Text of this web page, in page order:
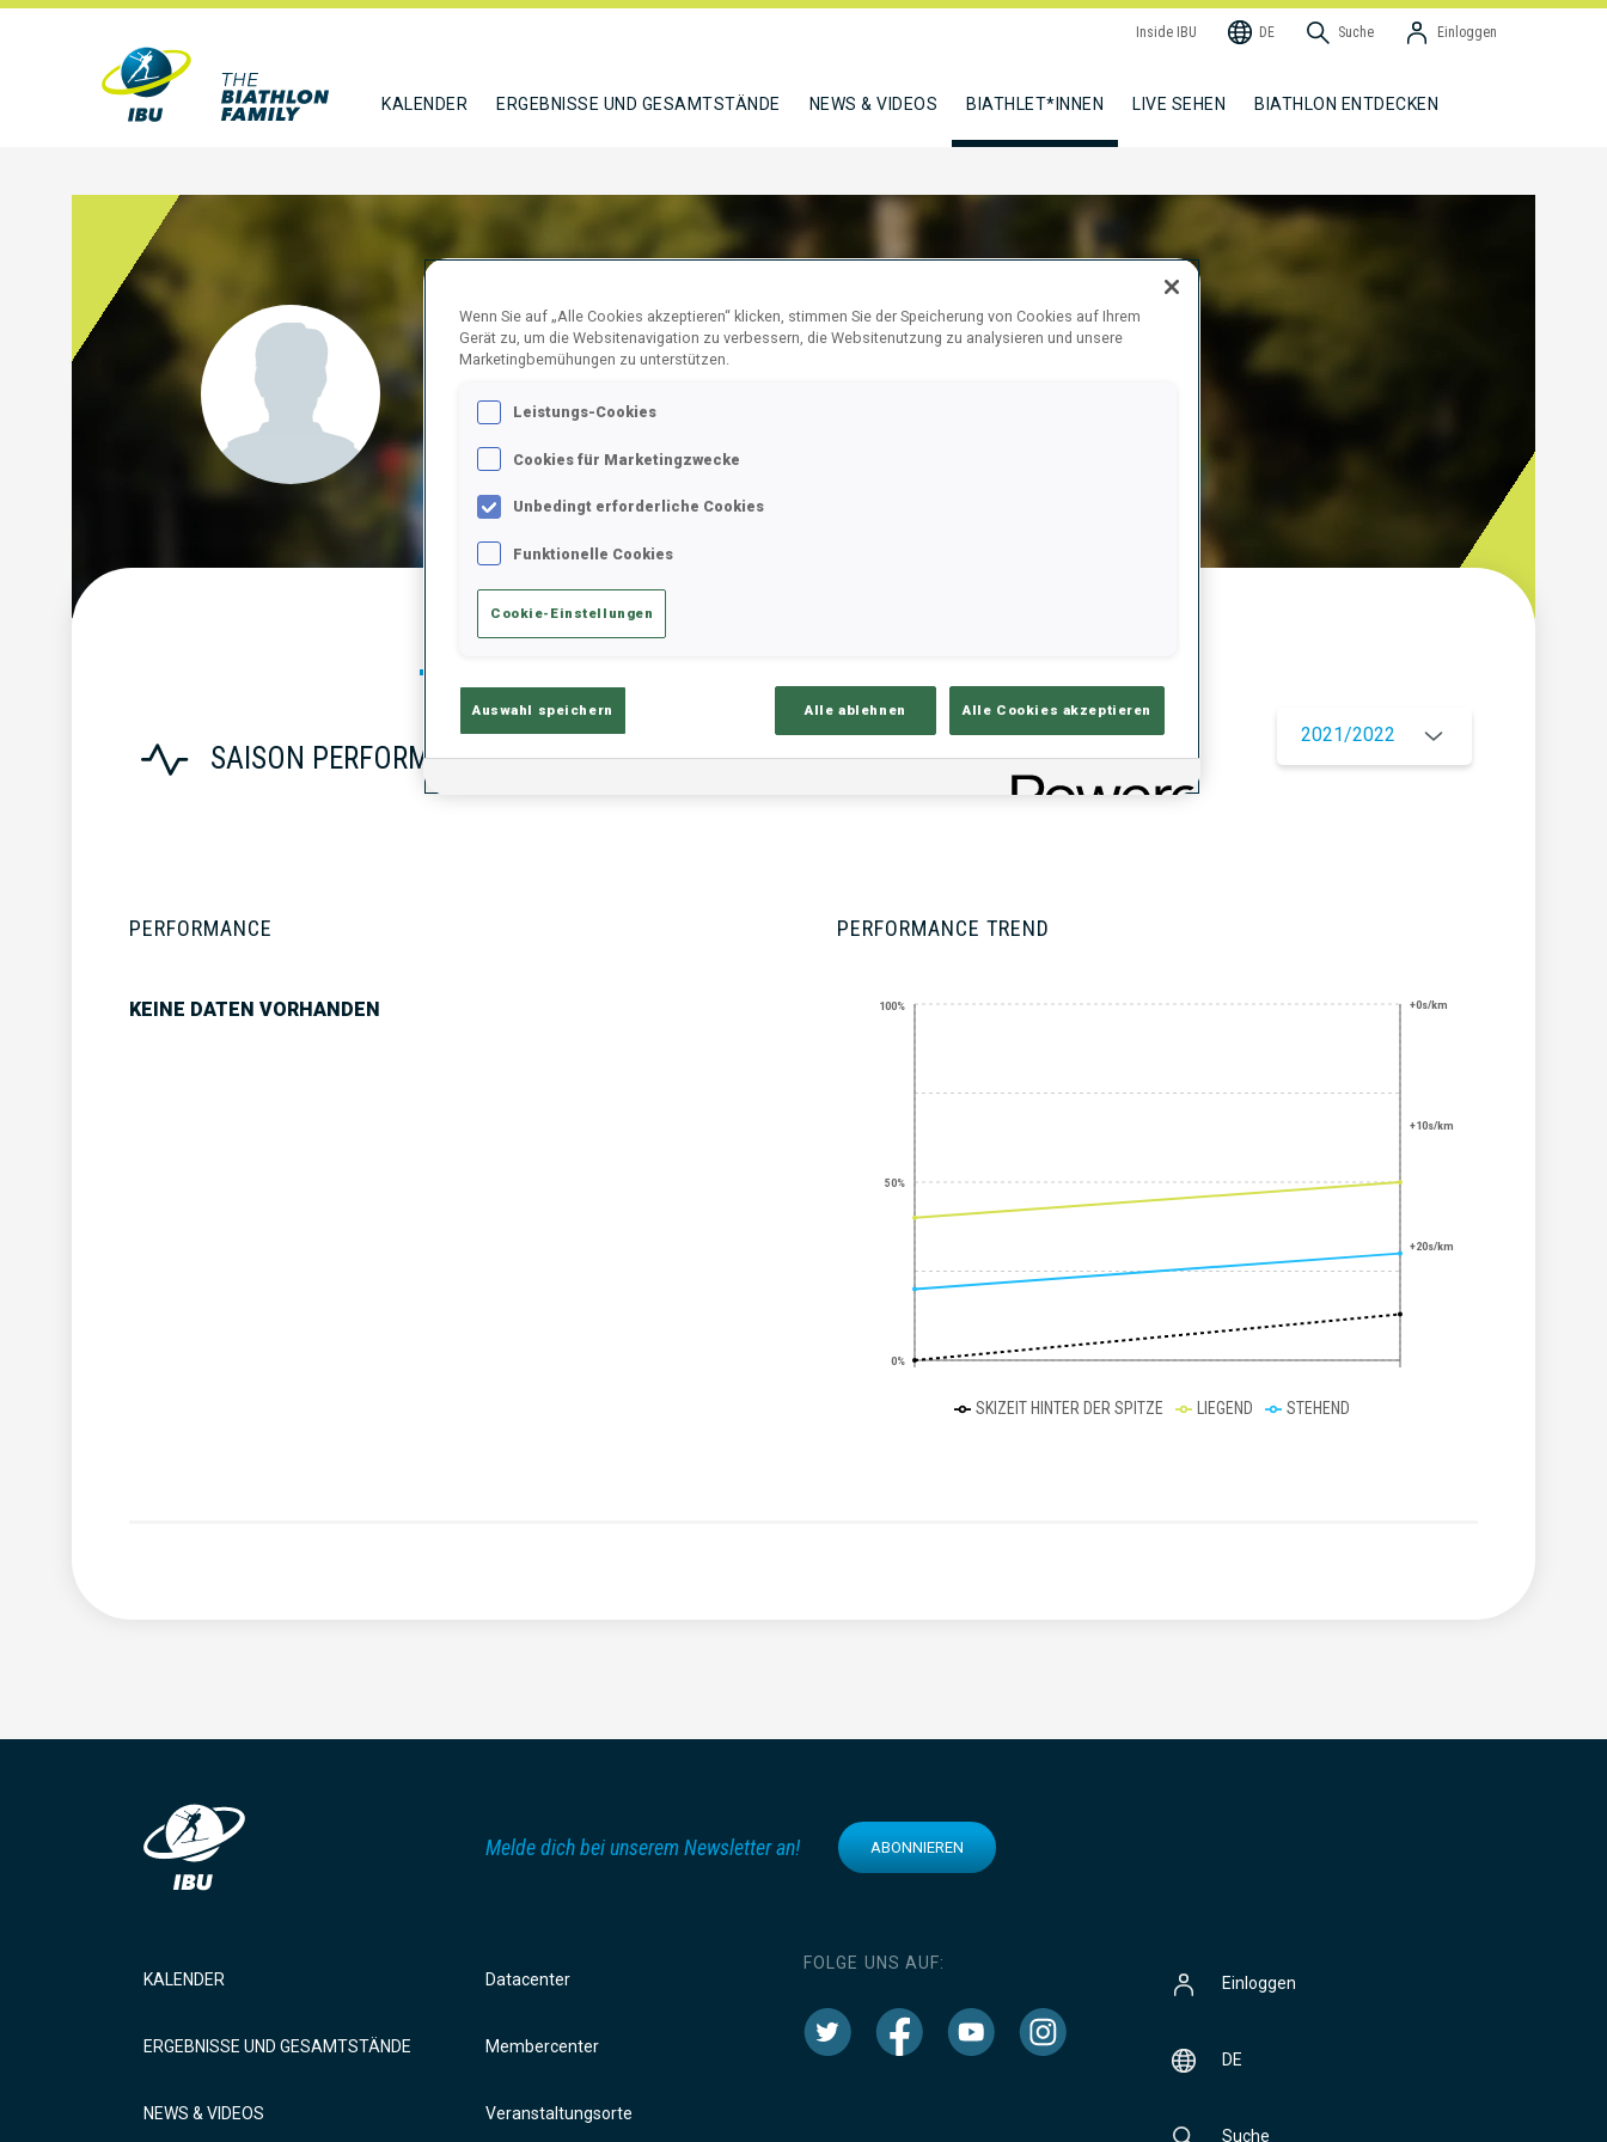
Inside IBU DE Suche Einloggen
KALENDER ERGEBNISSE UND GESAMTSTÄNDE NEWS & VIDEOS BIATHLET*INNEN LIVE SEHEN BIATHLON ENTDECKEN
LEE SUYOUNG
FOLGEN
Statistik Ergebnisse und Gesamtstände
SAISON PERFORMANCE
2021/2022
PERFORMANCE
KEINE DATEN VORHANDEN
PERFORMANCE TREND
0%
50%
100% +0s/km
+10s/km
+20s/km
SKIZEIT HINTER DER SPITZE LIEGEND STEHEND
Melde dich bei unserem Newsletter an! ABONNIEREN
KALENDER
ERGEBNISSE UND GESAMTSTÄNDE
NEWS & VIDEOS
Datacenter
Membercenter
Veranstaltungsorte
FOLGE UNS AUF:
Einloggen
DE
Suche
Wenn Sie auf „Alle Cookies akzeptieren“ klicken, stimmen Sie der Speicherung von Cookies auf Ihrem
Gerät zu, um die Websitenavigation zu verbessern, die Websitenutzung zu analysieren und unsere
Marketingbemühungen zu unterstützen.
Leistungs-Cookies
Cookies für Marketingzwecke
Unbedingt erforderliche Cookies
Funktionelle Cookies
Cookie-Einstellungen
Auswahl speichern Alle ablehnen Alle Cookies akzeptieren